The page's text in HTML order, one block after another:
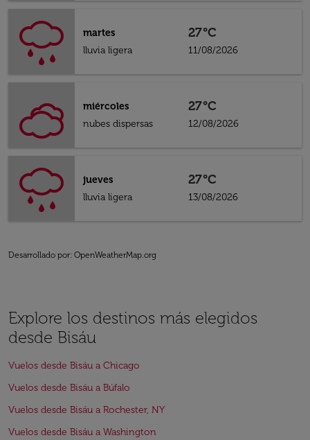
martes
lluvia ligera
27°C
11/08/2026
miércoles
nubes dispersas
27°C
12/08/2026
jueves
lluvia ligera
27°C
13/08/2026
Desarrollado por: OpenWeatherMap.org
Explore los destinos más elegidos
desde Bisáu
Vuelos desde Bisáu a Chicago
Vuelos desde Bisáu a Búfalo
Vuelos desde Bisáu a Rochester, NY
Vuelos desde Bisáu a Washington